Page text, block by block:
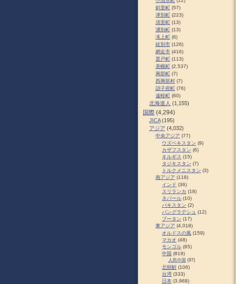
斜里町 (57)
津別町 (223)
清里町 (13)
湧別町 (13)
滝上町 (6)
紋別市 (126)
網走市 (416)
置戸町 (113)
美幌町 (2,537)
興部町 (7)
西興部村 (7)
訓子府町 (76)
遠軽町 (60)
北海道人 (1,155)
国際 (4,294)
JICA(195)
アジア (4,032)
中央アジア (77)
ウズベキスタン (9)
カザフスタン (6)
キルギス (15)
タジキスタン (7)
トルクメニスタン (3)
南アジア (118)
インド (36)
スリランカ (18)
ネパール (10)
パキスタン (2)
バングラデシュ (12)
ブータン (17)
東アジア (4,018)
オルドスの風 (159)
マカオ (48)
モンゴル (65)
中国 (819)
人民中国 (97)
北朝鮮 (106)
台湾 (333)
日本 (3,968)